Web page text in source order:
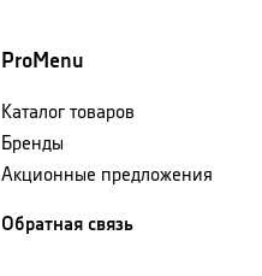
ProMenu
Каталог товаров
Бренды
Акционные предложения
Обратная связь